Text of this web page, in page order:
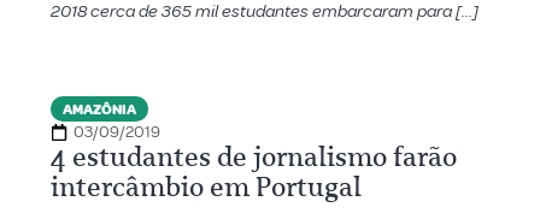
2018 cerca de 365 mil estudantes embarcaram para […]
AMAZÔNIA
03/09/2019
4 estudantes de jornalismo farão
intercâmbio em Portugal